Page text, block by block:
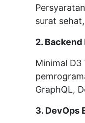
surat
2.
Minimal
GraphQL,
3. DevOps